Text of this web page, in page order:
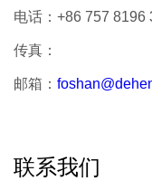
电话： +86 757 8196
传真：
邮箱：
联系我们